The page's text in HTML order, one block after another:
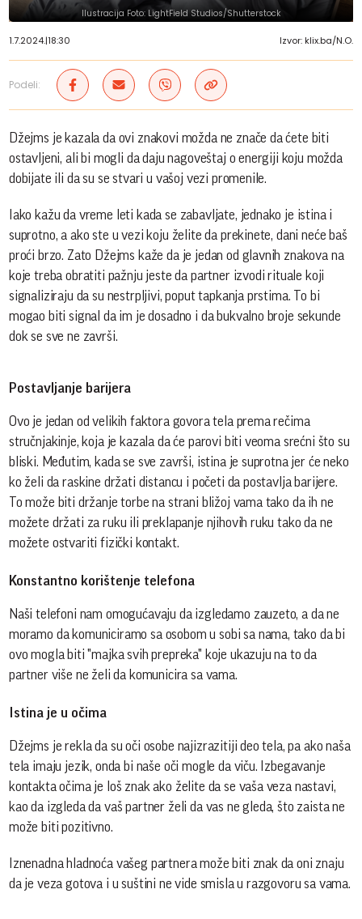
Ilustracija Foto: LightField Studios/Shutterstock
1.7.2024.|18:30 Izvor: klix.ba/N.O.
Podeli:
Džejms je kazala da ovi znakovi možda ne znače da ćete biti
ostavljeni, ali bi mogli da daju nagoveštaj o energiji koju možda
dobijate ili da su se stvari u vašoj vezi promenile.
Iako kažu da vreme leti kada se zabavljate, jednako je istina i
suprotno, a ako ste u vezi koju želite da prekinete, dani neće baš
proći brzo. Zato Džejms kaže da je jedan od glavnih znakova na
koje treba obratiti pažnju jeste da partner izvodi rituale koji
signaliziraju da su nestrpljivi, poput tapkanja prstima. To bi
mogao biti signal da im je dosadno i da bukvalno broje sekunde
dok se sve ne završi.
Postavljanje barijera
Ovo je jedan od velikih faktora govora tela prema rečima
stručnjakinje, koja je kazala da će parovi biti veoma srećni što su
bliski. Međutim, kada se sve završi, istina je suprotna jer će neko
ko želi da raskine držati distancu i početi da postavlja barijere.
To može biti držanje torbe na strani bližoj vama tako da ih ne
možete držati za ruku ili preklapanje njihovih ruku tako da ne
možete ostvariti fizički kontakt.
Konstantno korištenje telefona
Naši telefoni nam omogućavaju da izgledamo zauzeto, a da ne
moramo da komuniciramo sa osobom u sobi sa nama, tako da bi
ovo mogla biti "majka svih prepreka" koje ukazuju na to da
partner više ne želi da komunicira sa vama.
Istina je u očima
Džejms je rekla da su oči osobe najizrazitiji deo tela, pa ako naša
tela imaju jezik, onda bi naše oči mogle da viču. Izbegavanje
kontakta očima je loš znak ako želite da se vaša veza nastavi,
kao da izgleda da vaš partner želi da vas ne gleda, što zaista ne
može biti pozitivno.
Iznenadna hladnoća vašeg partnera može biti znak da oni znaju
da je veza gotova i u suštini ne vide smisla u razgovoru sa vama.